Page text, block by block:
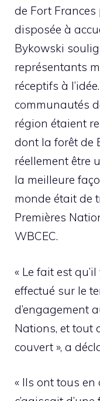
de Fort
disposée à
Bykowski
représentants
réceptifs à
communautés
région étaient
dont la forêt de
réellement être
la meilleure
monde était de
Premières
WBCEC.
« Le fait est
effectué sur le
d’engagement
Nations, et tout
couvert », a
« Ils ont tous en